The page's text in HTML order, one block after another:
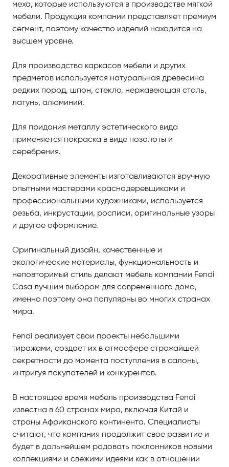
меха, которые используются в производстве мягкой
мебели. Продукция компании представляет премиум
сегмент, поэтому качество изделий находится на
высшем уровне.
Для производства каркасов мебели и других
предметов используется натуральная древесина
редких пород, шпон, стекло, нержавеющая сталь,
латунь, алюминий.
Для придания металлу эстетического вида
применяется покраска в виде позолоты и
серебрения.
Декоративные элементы изготавливаются вручную
опытными мастерами краснодеревщиками и
профессиональными художниками, используется
резьба, инкрустации, росписи, оригинальные узоры
и другое оформление.
Оригинальный дизайн, качественные и
экологические материалы, функциональность и
неповторимый стиль делают мебель компании Fendi
Casa лучшим выбором для современного дома,
именно поэтому она популярны во многих странах
мира.
Fendi реализует свои проекты небольшими
тиражами, создает их в атмосфере строжайшей
секретности до момента поступления в салоны,
интригуя покупателей и конкурентов.
В настоящее время мебель производства Fendi
известна в 60 странах мира, включая Китай и
страны Африканского континента. Специалисты
считают, что компания продолжит свое развитие и
будет в дальнейшем радовать поклонников новыми
коллекциями и свежими идеями как в отношении